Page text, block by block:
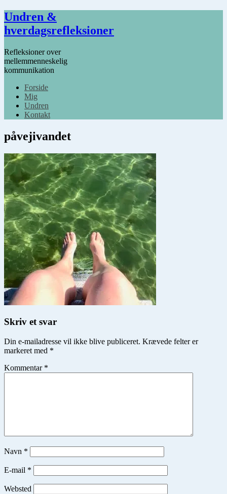
Undren &
hverdagsrefleksioner
Refleksioner over
mellemmenneskelig
kommunikation
Forside
Mig
Undren
Kontakt
påvejivandet
Skriv et svar
Din e-mailadresse vil ikke blive publiceret. Krævede felter er
markeret med *
Kommentar *
Navn *
E-mail *
Websted